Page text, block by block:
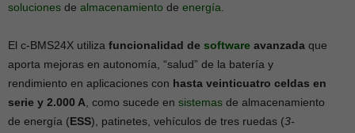
soluciones de almacenamiento de energía
El c-BMS24X utiliza funcionalidad de software avanzada que
aporta mejoras en autonomía, “salud” de la batería y
rendimiento en aplicaciones con hasta veinticuatro celdas en
serie y 2.000 A , como sucede en sistemas de almacenamiento
de energía (ESS), patinetes, vehículos de tres ruedas (3-